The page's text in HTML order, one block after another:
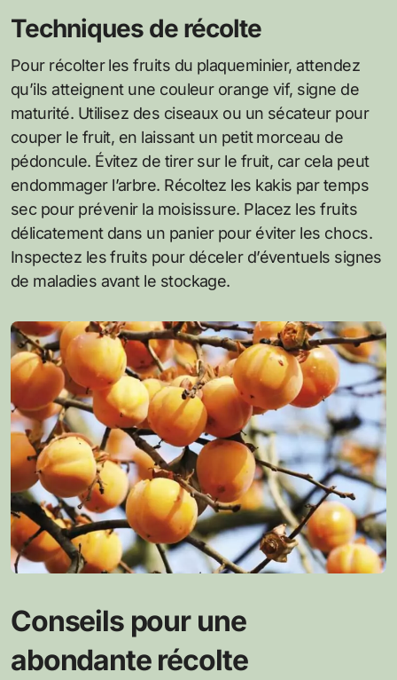
Techniques de récolte
Pour récolter les fruits du plaqueminier, attendez
qu’ils atteignent une couleur orange vif, signe de
maturité. Utilisez des ciseaux ou un sécateur pour
couper le fruit, en laissant un petit morceau de
pédoncule. Évitez de tirer sur le fruit, car cela peut
endommager l’arbre. Récoltez les kakis par temps
sec pour prévenir la moisissure. Placez les fruits
délicatement dans un panier pour éviter les chocs.
Inspectez les fruits pour déceler d’éventuels signes
de maladies avant le stockage.
Conseils pour une
abondante récolte